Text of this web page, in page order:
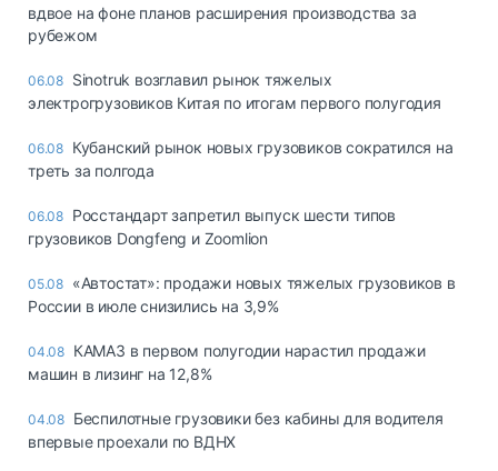
вдвое на фоне планов расширения производства за
рубежом
06.08 Sinotruk возглавил рынок тяжелых
электрогрузовиков Китая по итогам первого полугодия
06.08 Кубанский рынок новых грузовиков сократился на
треть за полгода
06.08 Росстандарт запретил выпуск шести типов
грузовиков Dongfeng и Zoomlion
05.08 «Автостат»: продажи новых тяжелых грузовиков в
России в июле снизились на 3,9%
04.08 КАМАЗ в первом полугодии нарастил продажи
машин в лизинг на 12,8%
04.08 Беспилотные грузовики без кабины для водителя
впервые проехали по ВДНХ